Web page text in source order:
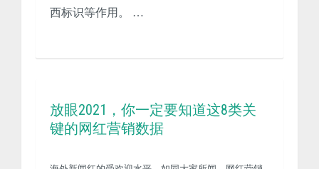
西标识等作用。 …
放眼2021，你一定要知道这8类关
键的网红营销数据